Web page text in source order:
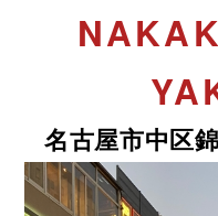
名古屋市中区